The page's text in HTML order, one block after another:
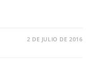
2 DE JULIO DE 2016